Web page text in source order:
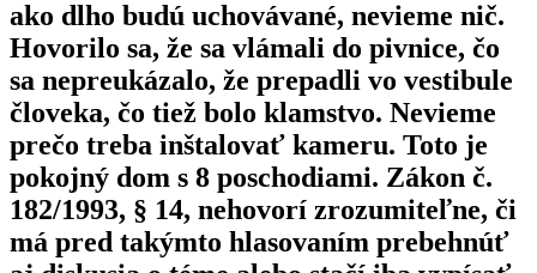
ako dlho budú uchovávané, nevieme nič.
Hovorilo sa, že sa vlámali do pivnice, čo
sa nepreukázalo, že prepadli vo vestibule
človeka, čo tiež bolo klamstvo. Nevieme
prečo treba inštalovať kameru. Toto je
pokojný dom s 8 poschodiami. Zákon č.
182/1993, § 14, nehovorí zrozumiteľne, či
má pred takýmto hlasovaním prebehnúť